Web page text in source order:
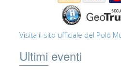
Visita il sito ufficiale del Polo
Ultimi eventi